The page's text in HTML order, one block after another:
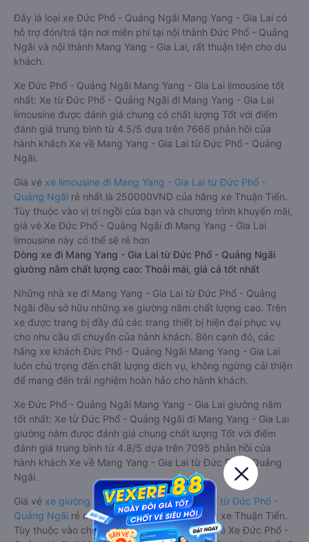
Đây là loại xe Đức Phổ - Quảng Ngãi Mang Yang - Gia Lai có
hỗ trợ đón/trả tận nơi miễn phí tại nội thành Đức Phổ - Quảng
Ngãi và nội thành Mang Yang - Gia Lai, rất thuận tiện cho du
khách.
Xe Đức Phổ - Quảng Ngãi Mang Yang - Gia Lai limousine tốt
nhất: Xe từ Đức Phổ - Quảng Ngãi đi Mang Yang - Gia Lai
limousine được đánh giá chung có chất lượng Tốt với điểm
đánh giá trung bình từ 4.5/5 dựa trên 7666 phản hồi của
hành khách Xe về Mang Yang - Gia Lai từ Đức Phổ - Quảng
Ngãi.
Giá vé xe limousine đi Mang Yang - Gia Lai từ Đức Phổ -
Quảng Ngãi rẻ nhất là 250000VND của hãng xe Thuận Tiến.
Tùy thuộc vào vị trí ngồi của bạn và chương trình khuyến mãi,
giá vé Xe Đức Phổ - Quảng Ngãi đi Mang Yang - Gia Lai
limousine này có thể sẽ rẻ hơn
Dòng xe đi Mang Yang - Gia Lai từ Đức Phổ - Quảng Ngãi
giường nằm chất lượng cao: Thoải mái, giá cả tốt nhất
Những nhà xe đi Mang Yang - Gia Lai từ Đức Phổ - Quảng
Ngãi đều sở hữu những xe giường nằm chất lượng cao. Trên
xe được trang bị đầy đủ các trang thiết bị hiện đại phục vụ
cho nhu cầu di chuyển của hành khách. Bên cạnh đó, các
hãng xe khách Đức Phổ - Quảng Ngãi Mang Yang - Gia Lai
luôn chú trọng đến chất lượng dịch vụ, không ngừng cải thiện
để mang đến trải nghiệm hoàn hảo cho hành khách.
Xe Đức Phổ - Quảng Ngãi Mang Yang - Gia Lai giường nằm
tốt nhất: Xe từ Đức Phổ - Quảng Ngãi đi Mang Yang - Gia Lai
giường nằm được đánh giá chung chất lượng Tốt với điểm
đánh giá trung bình từ 4.8/5 dựa trên 7095 phản hồi của
hành khách Xe về Mang Yang - Gia Lai từ Đức Phổ - Quảng
Ngãi.
Giá vé xe giường nằm đi Mang Yang - Gia Lai từ Đức Phổ -
Quảng Ngãi rẻ nhất là 250000VND của hãng xe Thuận Tiến.
Tùy thuộc vào chương trình khuyến mãi, giá vé Xe Đức Phổ -